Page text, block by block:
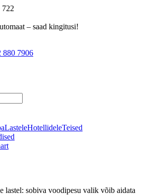
722
– saad kingitusi!
880 7906
LasteleHotellideleTeised
lastel: sobiva voodipesu valik võib aidata